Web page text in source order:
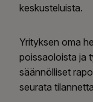
keskusteluista.
Yrityksen oma
poissaoloista ja
säännölliset
seurata